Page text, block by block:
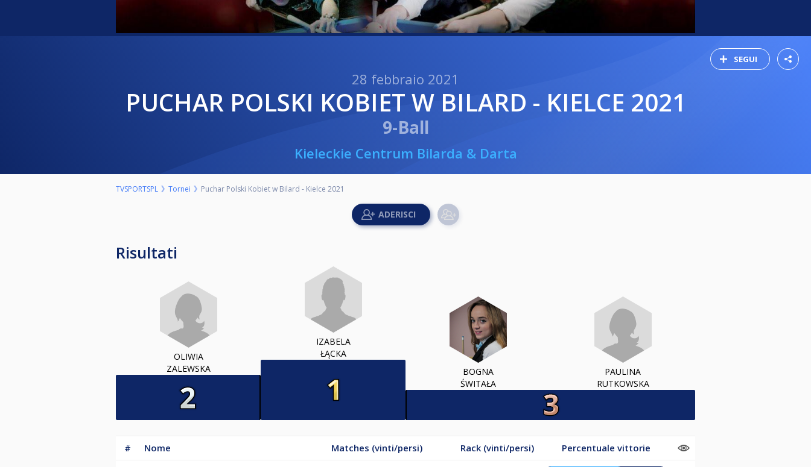
SEGUI
28 febbraio 2021
PUCHAR POLSKI KOBIET W BILARD - KIELCE 2021
9-Ball
Kieleckie Centrum Bilarda & Darta
TVSPORTSPL Tornei Puchar Polski Kobiet w Bilard - Kielce 2021
Risultati
OLIWIA
ZALEWSKA
IZABELA
ŁĄCKA
BOGNA
ŚWITAŁA
PAULINA
RUTKOWSKA
# Nome Matches (vinti/persi) Rack (vinti/persi) Percentuale vittorie